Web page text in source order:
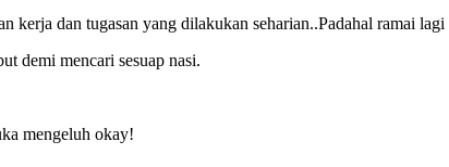
dan tugasan yang dilakukan seharian..Padahal ramai
demi mencari sesuap nasi.
mengeluh okay!